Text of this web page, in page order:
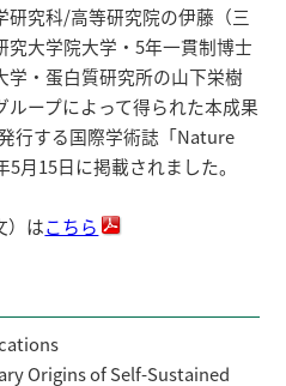
研究科/高等研究院の伊藤（三
大学院大学・5年一貫制博士
学・蛋白質研究所の山下栄樹
ープによって得られた本成果
行する国際学術誌「Nature
月15日に掲載されました。
）はこちら
Origins of Self-Sustained